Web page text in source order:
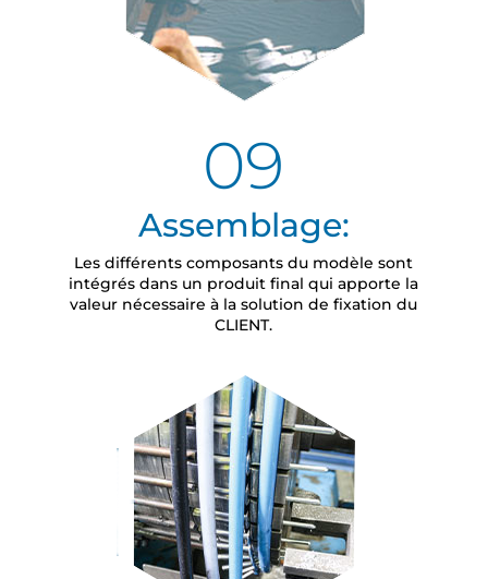
09
Assemblage:
Les différents composants du modèle sont
intégrés dans un produit final qui apporte la
valeur nécessaire à la solution de fixation du
CLIENT.